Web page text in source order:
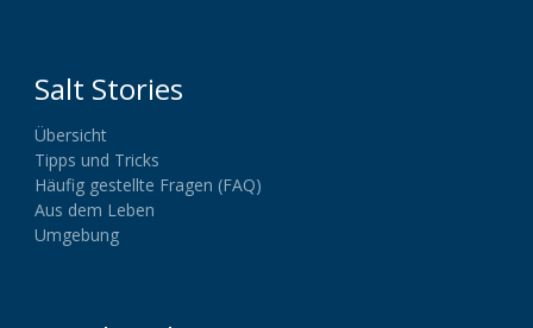
Salt Stories
Übersicht
Tipps und Tricks
Häufig gestellte Fragen (FAQ)
Aus dem Leben
Umgebung